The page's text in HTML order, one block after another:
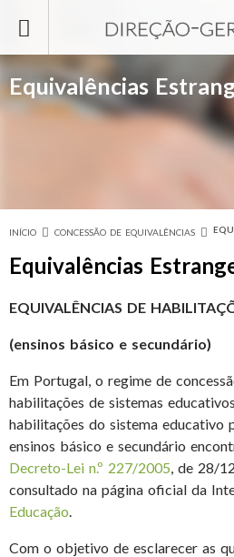
Equivalências
Está aqui
INÍCIO CONCESSÃO DE EQUIVALÊNCIAS
Equivalências
EQUIVALÊNCIAS DE
(ensinos básico e secundário)
Em Portugal, o regime de
habilitações de sistemas
habilitações do sistema educativo
ensinos básico e secundário
Decreto-Lei n.º 227/2005, de 28/
consultado na página oficial da
Educação.
Com o objetivo de esclarecer as